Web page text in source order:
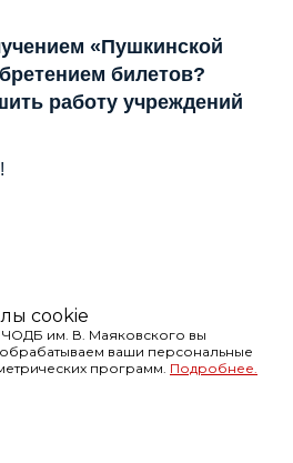
«Пушкинской
билетов?
работу учреждений
cookie
им. В. Маяковского вы
обрабатываем ваши персональные
программ. Подробнее.